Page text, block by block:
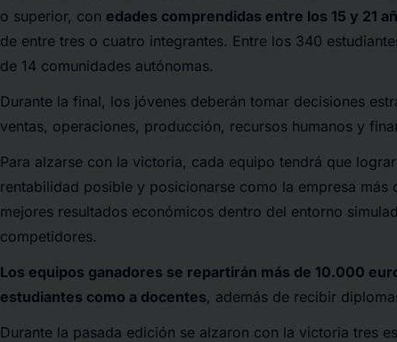
o superior, con edades comprendidas entre los 15 y 21
de entre tres o cuatro integrantes. Entre los 340
de 14 comunidades autónomas.
Durante la final, los jóvenes deberán tomar decisiones
ventas, operaciones, producción, recursos humanos y
Para alzarse con la victoria, cada equipo tendrá que
rentabilidad posible y posicionarse como la empresa
mejores resultados económicos dentro del entorno
competidores.
Los equipos ganadores se repartirán más de 10.000
estudiantes como a docentes, además de recibir
Durante la pasada edición se alzaron con la victoria tres